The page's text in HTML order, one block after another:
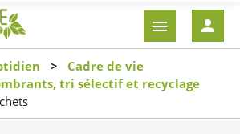
contenu
principal
EN-
TÊTE
Cadre de vie
tri sélectif et recyclage